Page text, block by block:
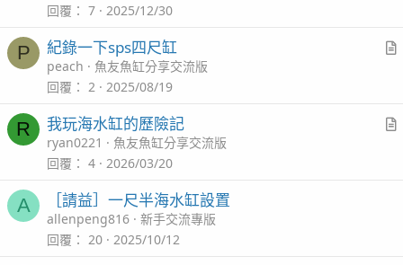
c
回覆
7 2025/12/30
P
c
紀錄一下sps四尺缸
peach
魚友魚缸分享交流版
回覆
2 2025/08/19
R 我玩海水缸的歷險記
ryan0221
魚友魚缸分享交流版
回覆
4 2026/03/20
A ［請益］一尺半海水缸設置
allenpeng816
新手交流專版
回覆
20 2025/10/12